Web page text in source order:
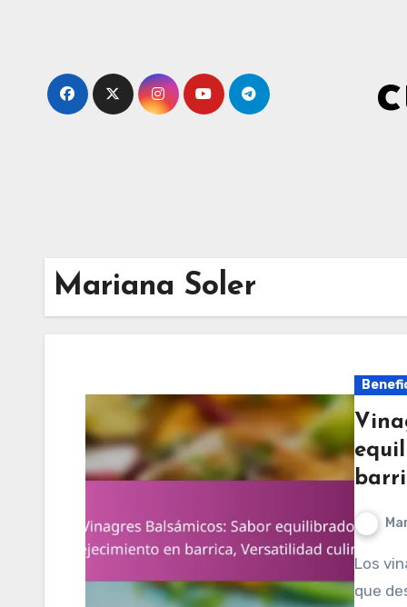
Mariana Soler
Los vinagres balsámicos son condimentos italianos
que